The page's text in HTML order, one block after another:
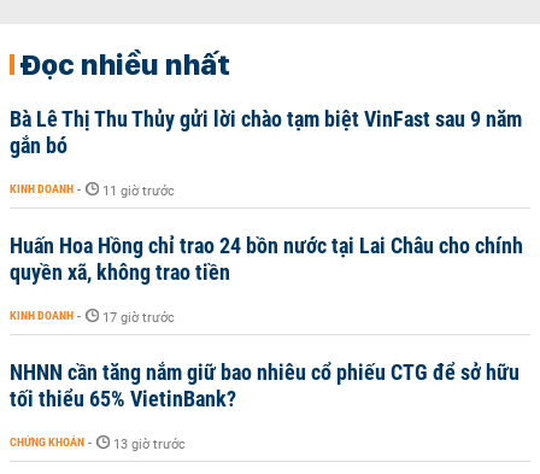
Đọc nhiều nhất
Bà Lê Thị Thu Thủy gửi lời chào tạm biệt VinFast sau 9 năm
gắn bó
KINH DOANH - 11 giờ trước
Huấn Hoa Hồng chỉ trao 24 bồn nước tại Lai Châu cho chính
quyền xã, không trao tiền
KINH DOANH - 17 giờ trước
NHNN cần tăng nắm giữ bao nhiêu cổ phiếu CTG để sở hữu
tối thiểu 65% VietinBank?
CHỨNG KHOÁN - 13 giờ trước